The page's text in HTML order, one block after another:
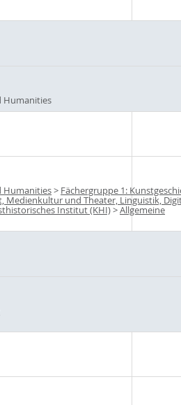
Humanities
Humanities> Fächergruppe 1:
Medienkultur und Theater, Linguistik,
Institut (KHI)>Allgemeine